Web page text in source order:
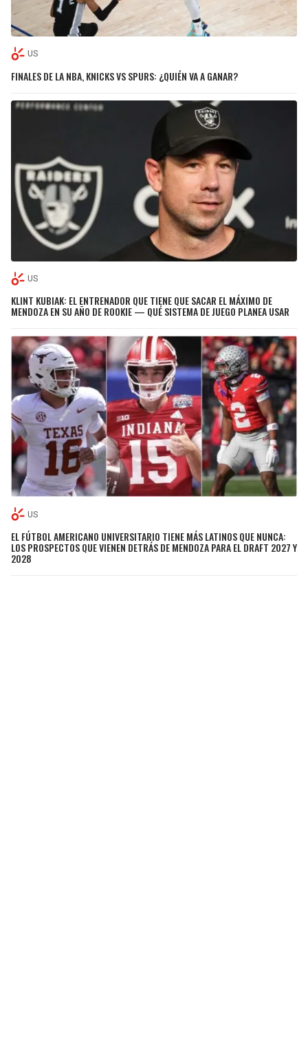
US
FINALES DE LA NBA, KNICKS VS SPURS: ¿QUIÉN VA A GANAR?
US
KLINT KUBIAK: EL ENTRENADOR QUE TIENE QUE SACAR EL MÁXIMO DE
MENDOZA EN SU AÑO DE ROOKIE — QUÉ SISTEMA DE JUEGO PLANEA USAR
US
EL FÚTBOL AMERICANO UNIVERSITARIO TIENE MÁS LATINOS QUE NUNCA:
LOS PROSPECTOS QUE VIENEN DETRÁS DE MENDOZA PARA EL DRAFT 2027 Y
2028